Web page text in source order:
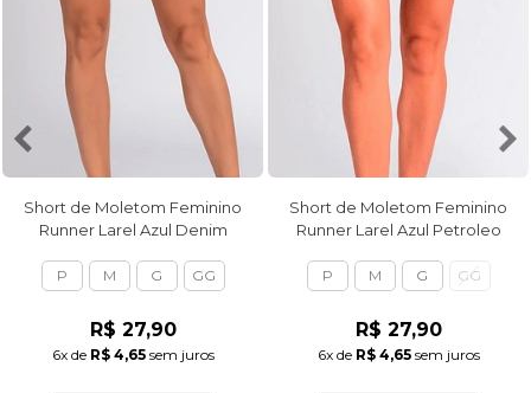
Short de Moletom Feminino
Runner Larel Azul Denim
P M G GG
R$ 27,90
6xde R$ 4,65sem juros
Short de Moletom Feminino
Runner Larel Azul Petroleo
P M G GG
R$ 27,90
6xde R$ 4,65sem juros